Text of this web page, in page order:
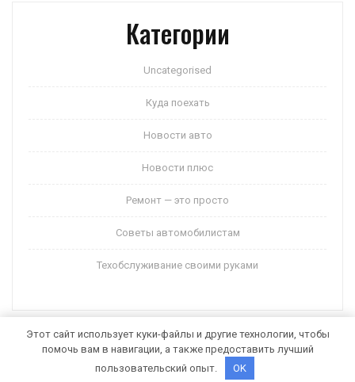
Категории
Uncategorised
Куда поехать
Новости авто
Новости плюс
Ремонт — это просто
Советы автомобилистам
Техобслуживание своими руками
Auto Motors WordPress Theme от Themespride
Этот сайт использует куки-файлы и другие технологии, чтобы
помочь вам в навигации, а также предоставить лучший
пользовательский опыт.
OK